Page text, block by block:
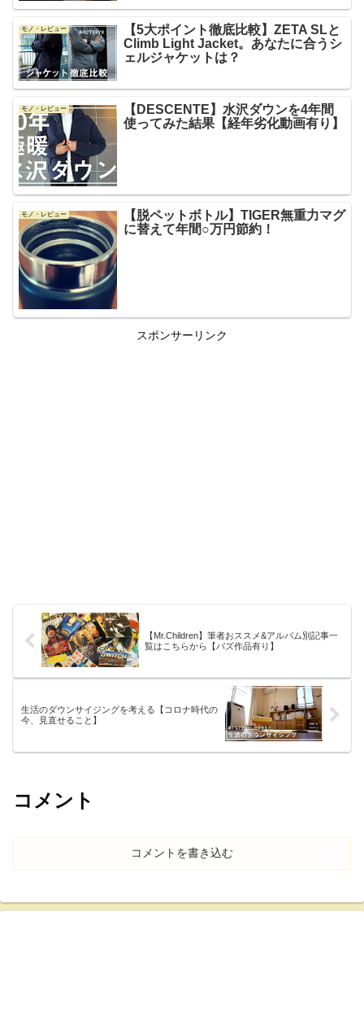
モノ・レビュー
【5大ポイント徹底比較】ZETA SLと
Climb Light Jacket。あなたに合うシ
ェルジャケットは？
モノ・レビュー
【DESCENTE】水沢ダウンを4年間
使ってみた結果【経年劣化動画有り】
モノ・レビュー
【脱ペットボトル】TIGER無重力マグ
に替えて年間○万円節約！
スポンサーリンク
【Mr.Children】筆者おススメ&アルバム別記事一
覧はこちらから【バズ作品有り】
生活のダウンサイジングを考える【コロナ時代の
今、見直せること】
コメント
コメントを書き込む